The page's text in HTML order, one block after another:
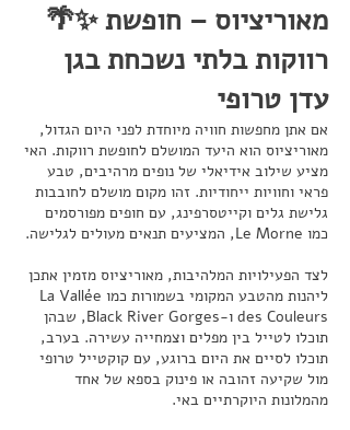
🌴✨ מאוריציוס – חופשת
רווקות בלתי נשכחת בגן
עדן טרופי
אם אתן מחפשות חוויה מיוחדת לפני היום הגדול,
מאוריציוס הוא היעד המושלם לחופשת רווקות. האי
מציע שילוב אידיאלי של נופים מרהיבים, טבע
פראי וחוויות ייחודיות. זהו מקום מושלם לחובבות
גלישת גלים וקייטסרפינג, עם חופים מפורסמים
כמו Le Morne, המציעים תנאים מעולים לגלישה.
לצד הפעילויות המלהיבות, מאוריציוס מזמין אתכן
ליהנות מהטבע המקומי בשמורות כמו La Vallée
des Couleurs ו-Black River Gorges, שבהן
תוכלו לטייל בין מפלים וצמחייה עשירה. בערב,
תוכלו לסיים את היום ברוגע, עם קוקטייל טרופי
מול שקיעה זהובה או פינוק בספא של אחד
מהמלונות היוקרתיים באי.